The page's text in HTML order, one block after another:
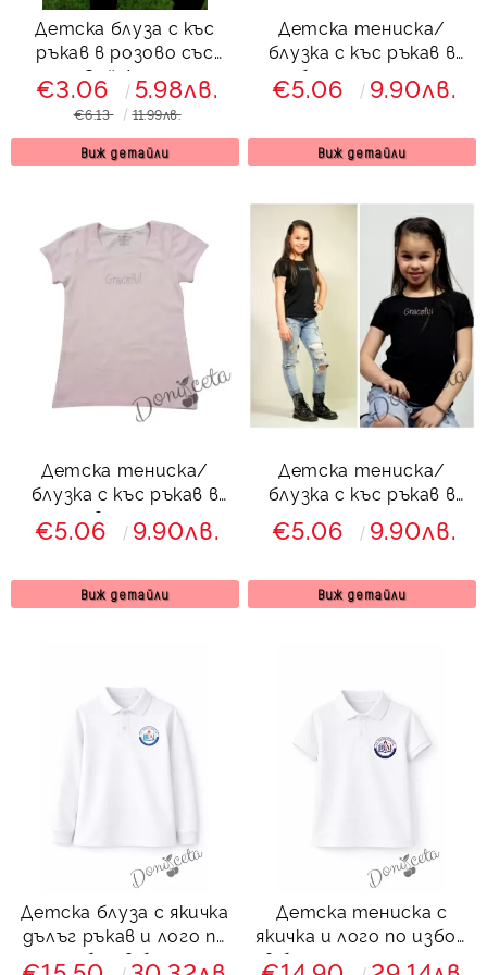
Детска блуза с къс
ръкав в розово със
Сой Луна
€3.06 5.98лв.
€6.13 11.99лв.
Виж детайли
Детска тениска/
блузка с къс ръкав в
бяло с надпис
€5.06 9.90лв.
Виж детайли
Детска тениска/
блузка с къс ръкав в
розово с надпис
€5.06 9.90лв.
Виж детайли
Детска тениска/
блузка с къс ръкав в
черно с надпис
€5.06 9.90лв.
Виж детайли
Детска блуза с якичка
дълъг ръкав и лого по
избор в бяло,
Детска тениска с
якичка и лого по избор
в бяло, подходяща за